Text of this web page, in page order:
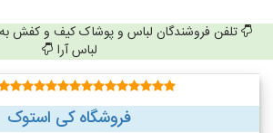
تلفن فروشندگان لباس و پوشاک کیف و کفش
لباس آرا
فروشگاه کی استوک